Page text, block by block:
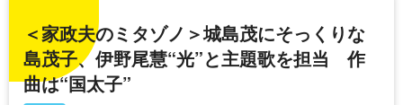
＜家政夫のミタゾノ＞城島茂にそっくりな
島茂子、伊野尾慧“光”と主題歌を担当 作
曲は“国太子”